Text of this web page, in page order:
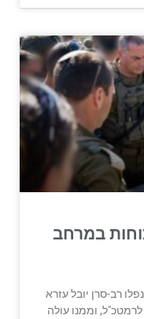
במרחב
רב-סרן יובל עזרא
לרמטכ"ל, וממנו עולה